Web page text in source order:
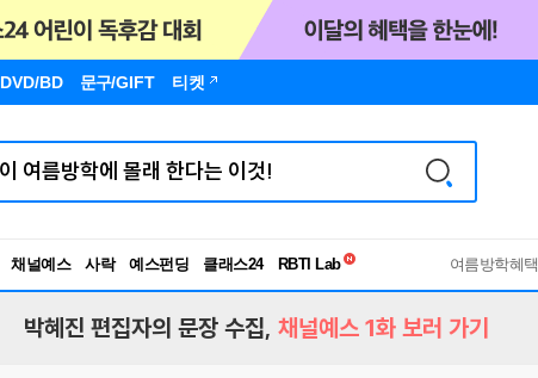
DVD/BD 문구/GIFT 티켓
채널예스 사락 예스펀딩 클래스24
RBTI Lab
독서유형검사
여름방학혜택
박혜진 편집자의 문장 수집, 채널예스 1화 보러 가기